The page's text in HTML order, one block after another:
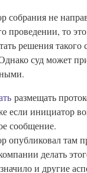
собрания не
проведении, то это
решения такого
суд может
размещать
инициатор
сообщение.
опубликовал там
делать
и другие